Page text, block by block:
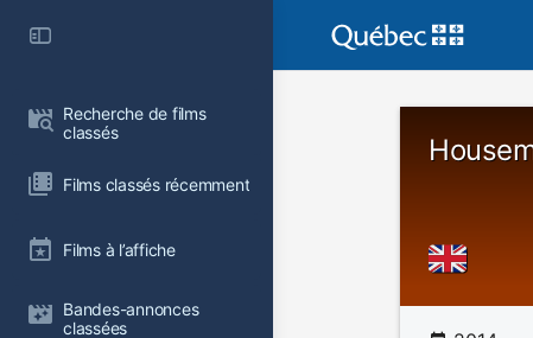
Recherche de films
classés
Films classés récemment
Films à l’affiche
Bandes-annonces
classées